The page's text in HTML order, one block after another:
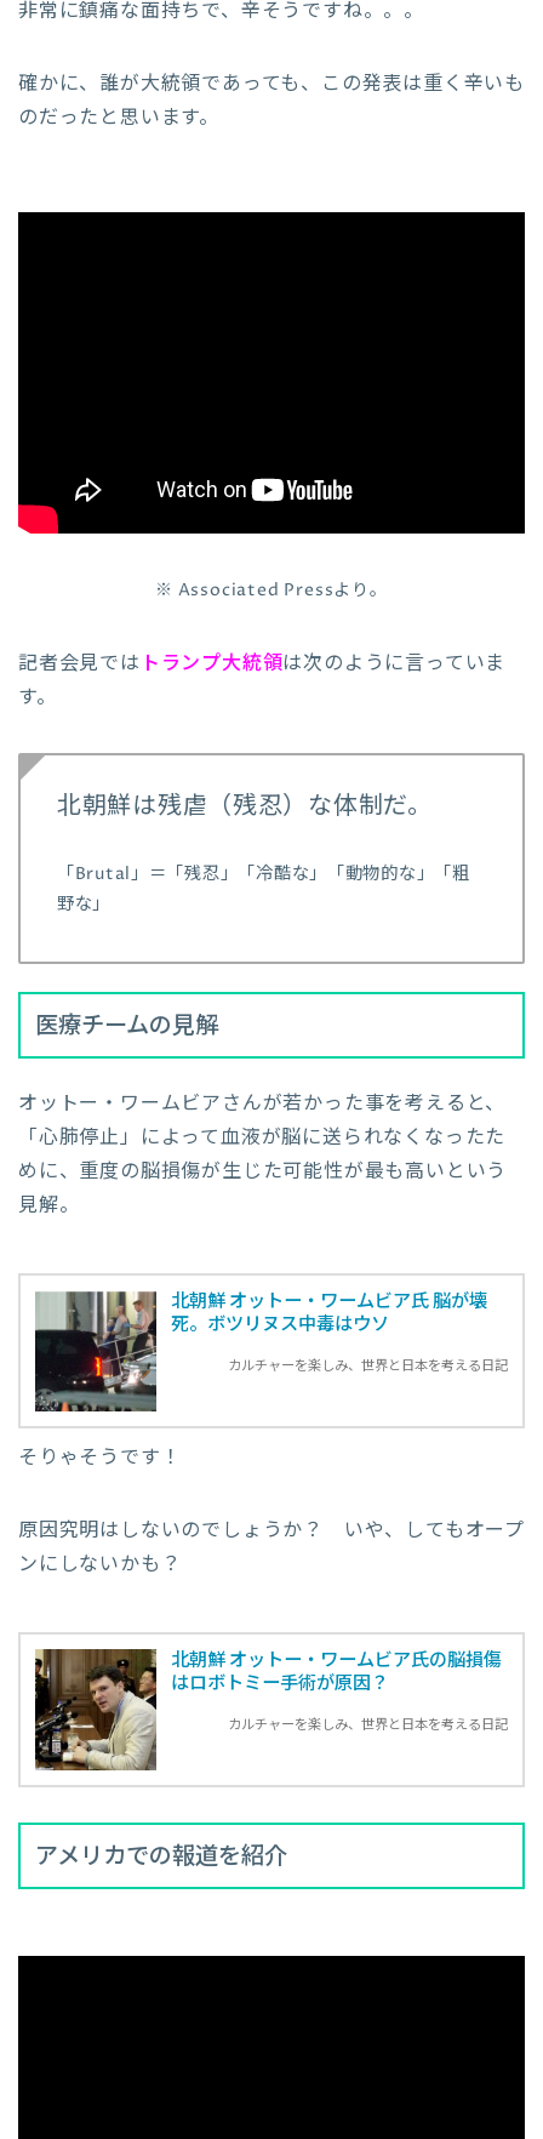
非常に鎮痛な面持ちで、辛そうですね。。。
確かに、誰が大統領であっても、この発表は重く辛いも
のだったと思います。
※ Associated Pressより。
記者会見では トランプ大統領は次のように言っていま
す。
北朝鮮は残虐（残忍）な体制だ。
「Brutal」＝「残忍」「冷酷な」「動物的な」「粗
野な」
医療チームの見解
オットー・ワームビアさんが若かった事を考えると、
「心肺停止」によって血液が脳に送られなくなったた
めに、重度の脳損傷が生じた可能性が最も高いという
見解。
北朝鮮 オットー・ワームビア氏 脳が壊
死。ボツリヌス中毒はウソ
カルチャーを楽しみ、世界と日本を考える日記
そりゃそうです！
原因究明はしないのでしょうか？ いや、してもオープ
ンにしないかも？
北朝鮮 オットー・ワームビア氏の脳損傷
はロボトミー手術が原因？
カルチャーを楽しみ、世界と日本を考える日記
アメリカでの報道を紹介